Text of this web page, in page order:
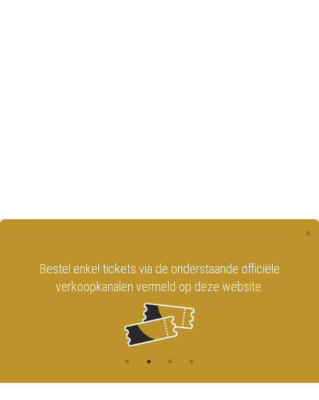
×
Bestel enkel tickets via de onderstaande officiële
verkoopkanalen vermeld op deze website.